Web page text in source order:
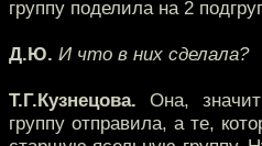
группу поделила на 2
Д.Ю. И что в них сделала?
Т.Г.Кузнецова. Она,
группу отправила, а те,